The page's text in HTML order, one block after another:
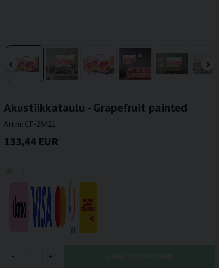
Akustiikkataulu - Grapefruit painted
Artnr: CF-26421
133,44 EUR
- +